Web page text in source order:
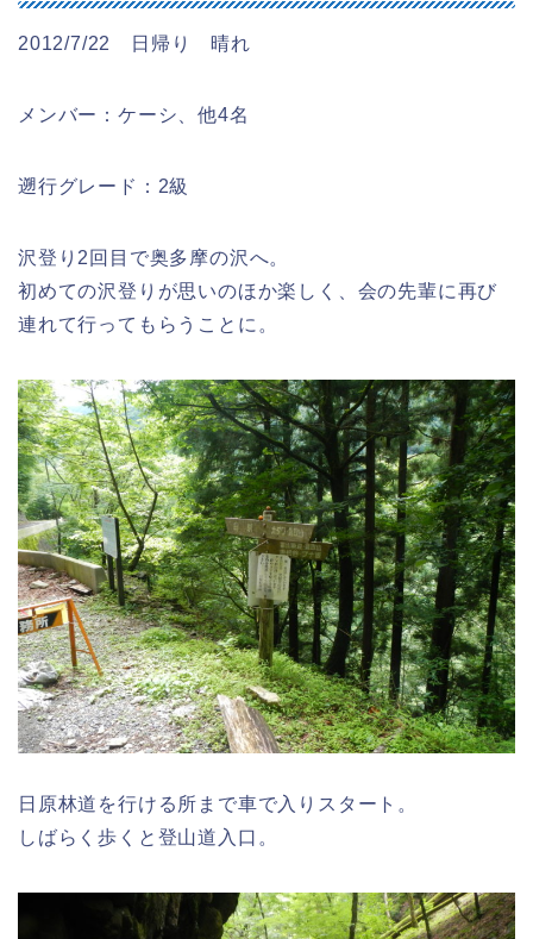
2012/7/22 日帰り 晴れ
メンバー：ケーシ、他4名
遡行グレード：2級
沢登り2回目で奥多摩の沢へ。
初めての沢登りが思いのほか楽しく、会の先輩に再び
連れて行ってもらうことに。
日原林道を行ける所まで車で入りスタート。
しばらく歩くと登山道入口。